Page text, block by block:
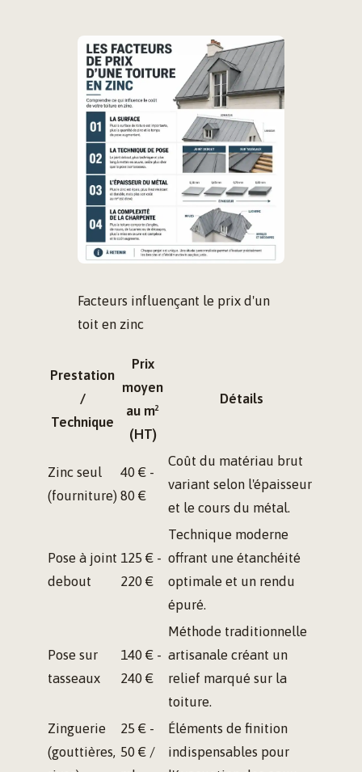
Facteurs influençant le prix d'un
toit en zinc
Prestation
/
Technique
Prix
moyen
au m²
(HT)
Détails
Zinc seul
(fourniture)
40 € -
80 €
Coût du matériau brut
variant selon l'épaisseur
et le cours du métal.
Pose à joint
debout
125 € -
220 €
Technique moderne
offrant une étanchéité
optimale et un rendu
épuré.
Pose sur
tasseaux
140 € -
240 €
Méthode traditionnelle
artisanale créant un
relief marqué sur la
toiture.
Zinguerie
(gouttières,
25 € -
50 € /
Éléments de finition
indispensables pour